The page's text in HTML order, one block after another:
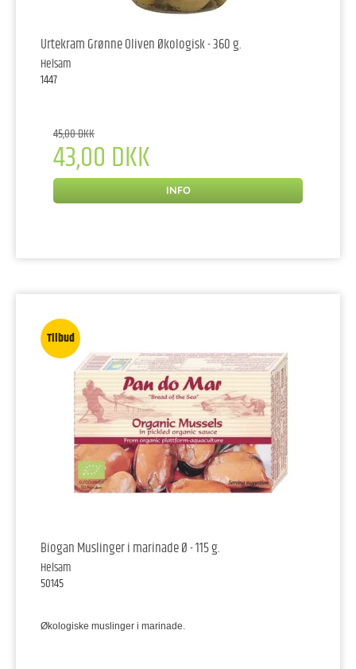
Urtekram Grønne Oliven Økologisk - 360 g.
Helsam
1447
45,00 DKK
43,00 DKK
INFO
Tilbud
Biogan Muslinger i marinade Ø - 115 g.
Helsam
50145
Økologiske muslinger i marinade.